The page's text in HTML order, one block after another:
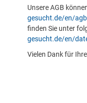
Unsere AGB
gesucht.de/en/
finden Sie unter
gesucht.de/en/
Vielen Dank für